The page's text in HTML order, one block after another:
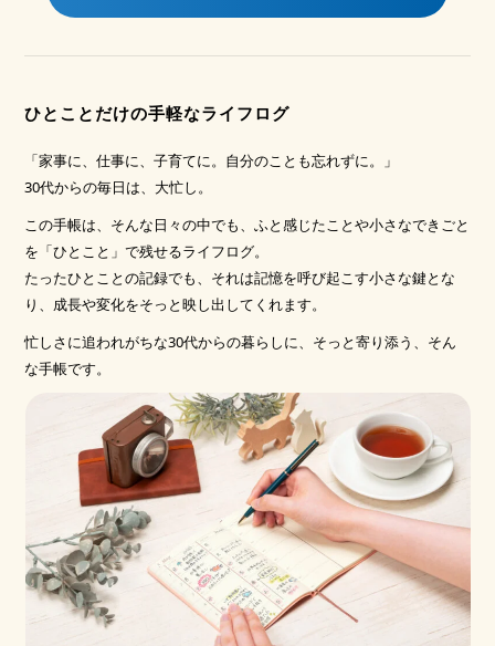
ひとことだけの手軽なライフログ
「家事に、仕事に、子育てに。自分のことも忘れずに。」
30代からの毎日は、大忙し。
この手帳は、そんな日々の中でも、ふと感じたことや小さなできごと
を「ひとこと」で残せるライフログ。
たったひとことの記録でも、それは記憶を呼び起こす小さな鍵とな
り、成長や変化をそっと映し出してくれます。
忙しさに追われがちな30代からの暮らしに、そっと寄り添う、そん
な手帳です。